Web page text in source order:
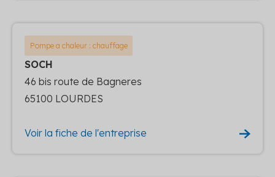
Pompe a chaleur : chauffage
SOCH
46 bis route de Bagneres
65100 LOURDES
Voir la fiche de l'entreprise